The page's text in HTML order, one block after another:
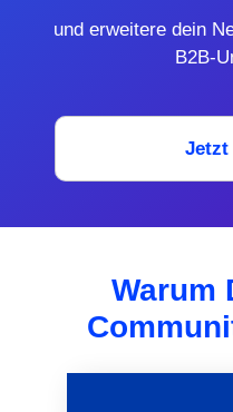
und erweitere dein
B2B-
Jetzt
Warum